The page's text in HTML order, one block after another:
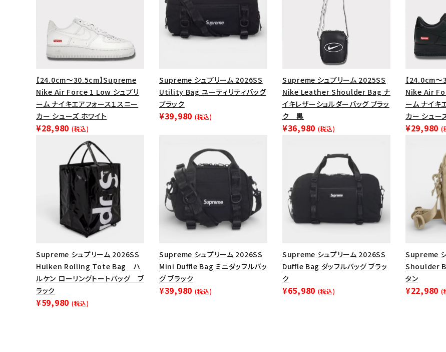
search
カテゴリーから探す コラボレーション
シーズンから探す 価格から探す
円 ～
2026SS
2025SS
Tシャツ・ロングスリーブ
キ
パーカー・クルーネック
ショ
ブラックスウェッ
在庫のない商品を表示する
絞り込んで検索する
【24.0cm～30.5cm】Supreme
Nike Air Force 1 Low シュプリ
ーム ナイキエアフォース１スニー
カー シューズ ホワイト
¥28,980 (税込)
Supreme シュプリーム 2026SS
Utility Bag ユーティリティバッグ
ブラック
¥39,980 (税込)
Supreme シュプリーム 2025SS
Nike Leather Shoulder Bag ナ
イキレザーショルダーバッグ ブラッ
ク 黒
¥36,980 (税込)
【24.0cm
Nike Air
ーム ナイキ
カー シュー
¥29,980 (
Supreme シュプリーム 2026SS
Hulken Rolling Tote Bag ハ
ルケン ローリングトートバッグ ブ
ラック
¥59,980 (税込)
Supreme シュプリーム 2026SS
Mini Duffle Bag ミニダッフルバッ
グ ブラック
¥39,980 (税込)
Supreme シュプリーム 2026SS
Duffle Bag ダッフルバッグ ブラッ
ク
¥65,980 (税込)
Supreme
Shoulder
タン
¥22,980 (